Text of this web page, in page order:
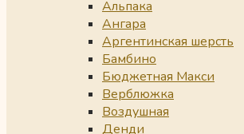
Альпака
Ангара
Аргентинская шерсть
Бамбино
Бюджетная Макси
Верблюжка
Воздушная
Денди